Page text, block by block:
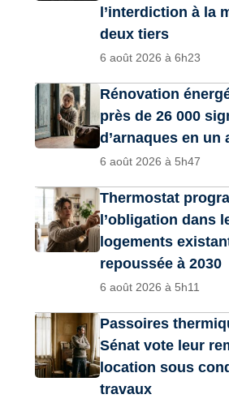
l’interdiction à la
deux tiers
6 août 2026 à 6h23
Rénovation
près de 26 000
d’arnaques en un
6 août 2026 à 5h47
Thermostat
l’obligation dans
logements
repoussée à 2030
6 août 2026 à 5h11
Passoires
Sénat vote leur
location sous
travaux